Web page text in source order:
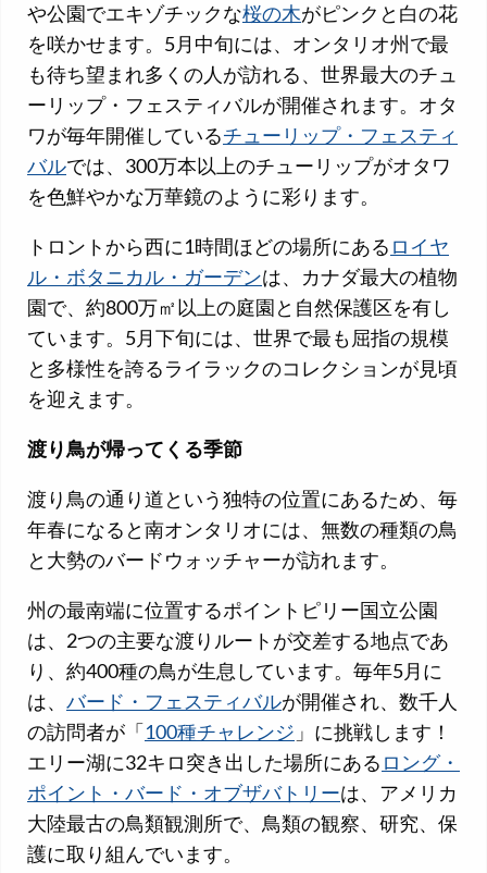
や公園でエキゾチックな桜の木がピンクと白の花
を咲かせます。5月中旬には、オンタリオ州で最
も待ち望まれ多くの人が訪れる、世界最大のチュ
ーリップ・フェスティバルが開催されます。オタ
ワが毎年開催しているチューリップ・フェスティ
バルでは、300万本以上のチューリップがオタワ
を色鮮やかな万華鏡のように彩ります。
トロントから西に1時間ほどの場所にある ロイヤ
ル・ボタニカル・ガーデンは、カナダ最大の植物
園で、約800万㎡以上の庭園と自然保護区を有し
ています。5月下旬には、世界で最も屈指の規模
と多様性を誇るライラックのコレクションが見頃
を迎えます。
渡り鳥が帰ってくる季節
渡り鳥の通り道という独特の位置にあるため、毎
年春になると南オンタリオには、無数の種類の鳥
と大勢のバードウォッチャーが訪れます。
州の最南端に位置するポイントピリー国立公園
は、2つの主要な渡りルートが交差する地点であ
り、約400種の鳥が生息しています。毎年5月に
は、 バード・フェスティバルが開催され、数千人
の訪問者が「100種チャレンジ 」に挑戦します！
エリー湖に32キロ突き出した場所にある ロング・
ポイント・バード・オブザバトリーは、アメリカ
大陸最古の鳥類観測所で、鳥類の観察、研究、保
護に取り組んでいます。